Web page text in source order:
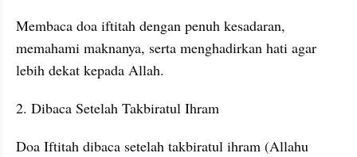
Membaca doa iftitah dengan penuh kesadaran,
memahami maknanya, serta menghadirkan hati agar
lebih dekat kepada Allah.
2. Dibaca Setelah Takbiratul Ihram
Doa Iftitah dibaca setelah takbiratul ihram (Allahu